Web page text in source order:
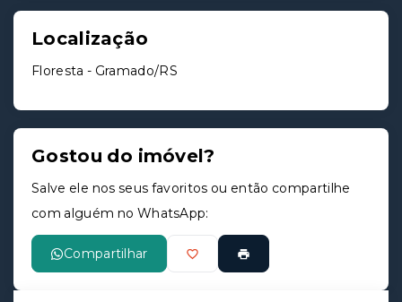
Localização
Floresta - Gramado/RS
Gostou do imóvel?
Salve ele nos seus favoritos ou então compartilhe
com alguém no WhatsApp:
Compartilhar